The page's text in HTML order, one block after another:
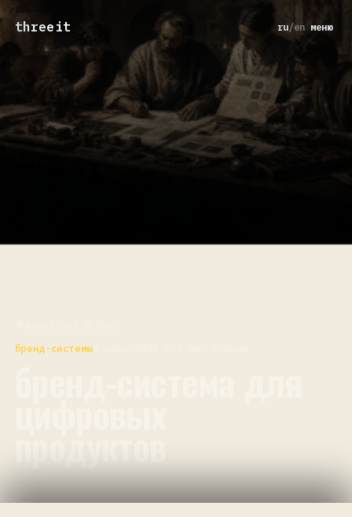
threeit ru/en меню
бренд-системы3 июня 2026 г.
продуктов